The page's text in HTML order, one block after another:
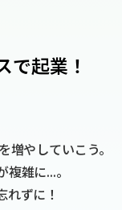
で起業！
やしていこう。
雑に...。
ずに！